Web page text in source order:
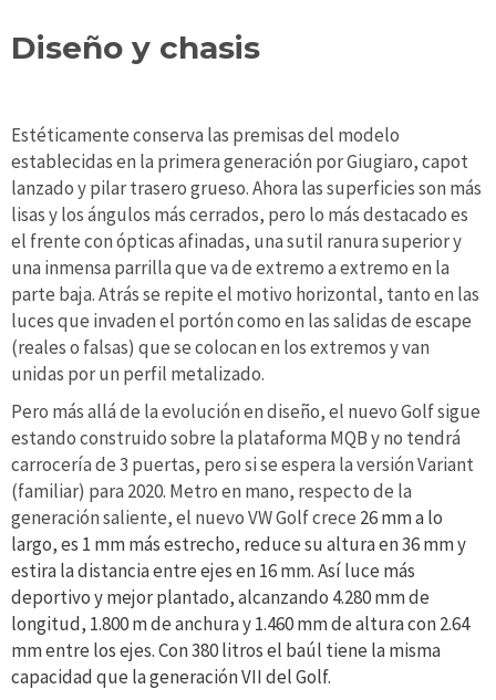
Diseño y chasis
Estéticamente conserva las premisas del modelo
establecidas en la primera generación por Giugiaro, capot
lanzado y pilar trasero grueso. Ahora las superficies son más
lisas y los ángulos más cerrados, pero lo más destacado es
el frente con ópticas afinadas, una sutil ranura superior y
una inmensa parrilla que va de extremo a extremo en la
parte baja. Atrás se repite el motivo horizontal, tanto en las
luces que invaden el portón como en las salidas de escape
(reales o falsas) que se colocan en los extremos y van
unidas por un perfil metalizado.
Pero más allá de la evolución en diseño, el nuevo Golf sigue
estando construido sobre la plataforma MQB y no tendrá
carrocería de 3 puertas, pero si se espera la versión Variant
(familiar) para 2020. Metro en mano, respecto de la
generación saliente, el nuevo VW Golf crece 26 mm a lo
largo, es 1 mm más estrecho, reduce su altura en 36 mm y
estira la distancia entre ejes en16 mm. Así luce más
deportivo y mejor plantado, alcanzando 4.280 mm de
longitud, 1.800 m de anchura y 1.460 mm de altura con 2.64
mm entre los ejes. Con 380 litros el baúl tiene la misma
capacidad que la generación VII del Golf.